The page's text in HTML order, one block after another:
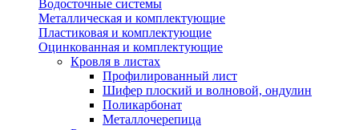
Водосточные системы
Металлическая и комплектующие
Пластиковая и комплектующие
Оцинкованная и комплектующие
Кровля в листах
Профилированный лист
Шифер плоский и волновой, ондулин
Поликарбонат
Металлочерепица